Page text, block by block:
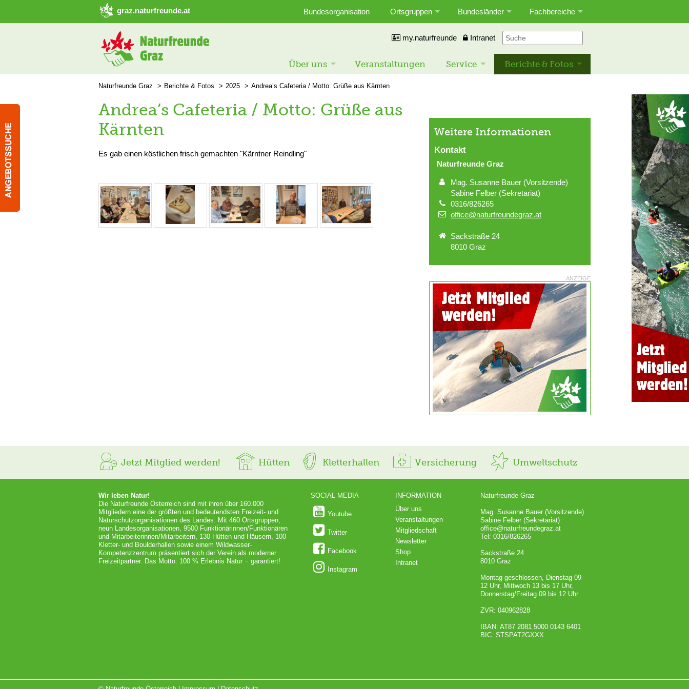
➜ Hauptregion der Seite anspringen
graz.naturfreunde.at Bundesorganisation Ortsgruppen Bundesländer Fachbereiche
my.naturfreunde Intranet
Über uns Veranstaltungen Service Berichte & Fotos
Naturfreunde Graz Berichte & Fotos 2025 Andrea’s Cafeteria / Motto: Grüße aus Kärnten
Andrea’s Cafeteria / Motto: Grüße aus
Kärnten
Es gab einen köstlichen frisch gemachten "Kärntner Reindling"
Weitere Informationen
Kontakt
Naturfreunde Graz
Mag. Susanne Bauer (Vorsitzende)
Sabine Felber (Sekretariat)
0316/826265
office@naturfreundegraz.at
Sackstraße 24
8010 Graz
ANZEIGE
Jetzt Mitglied werden! Hütten Kletterhallen Versicherung Umweltschutz
Wir leben Natur!
Die Naturfreunde Österreich sind mit ihren über 160.000
Mitgliedern eine der größten und bedeutendsten Freizeit- und
Naturschutzorganisationen des Landes. Mit 460 Ortsgruppen,
neun Landesorganisationen, 9500 Funktionärinnen/Funktionären
und Mitarbeiterinnen/Mitarbeitern, 130 Hütten und Häusern, 100
Kletter- und Boulderhallen sowie einem Wildwasser-
Kompetenzzentrum präsentiert sich der Verein als moderner
Freizeitpartner. Das Motto: 100 % Erlebnis Natur − garantiert!
SOCIAL MEDIA
Youtube
Twitter
Facebook
Instagram
INFORMATION
Über uns
Veranstaltungen
Mitgliedschaft
Newsletter
Shop
Intranet
Naturfreunde Graz
Mag. Susanne Bauer (Vorsitzende)
Sabine Felber (Sekretariat)
office@naturfreundegraz.at
Tel: 0316/826265
Sackstraße 24
8010 Graz
Montag geschlossen, Dienstag 09 -
12 Uhr, Mittwoch 13 bis 17 Uhr,
Donnerstag/Freitag 09 bis 12 Uhr
ZVR: 040962828
IBAN: AT87 2081 5000 0143 6401
BIC: STSPAT2GXXX